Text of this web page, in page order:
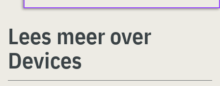
Lees meer over
Devices